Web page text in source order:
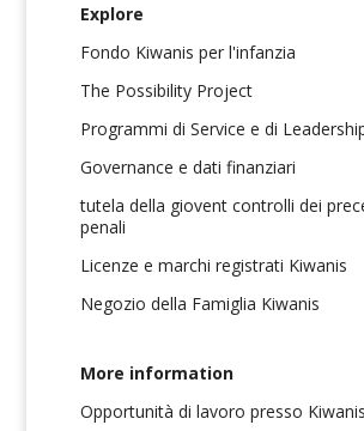
Explore
Fondo Kiwanis per l'infanzia
The Possibility Project
Programmi di Service e di
Governance e dati finanziari
tutela della giovent controlli dei
penali
Licenze e marchi registrati Kiwanis
Negozio della Famiglia Kiwanis
More information
Opportunità di lavoro presso Kiwanis